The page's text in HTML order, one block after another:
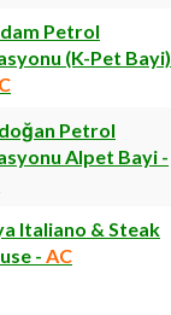
Petrol
(K-Pet Bayi)
Petrol
Alpet Bayi -
Italiano & Steak
- AC